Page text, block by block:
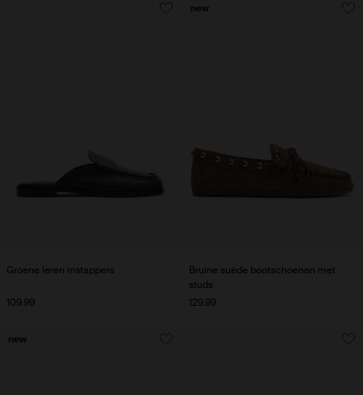
Groene leren instappers
109.99
Bruine suède bootschoenen met
studs
129.99
new
new